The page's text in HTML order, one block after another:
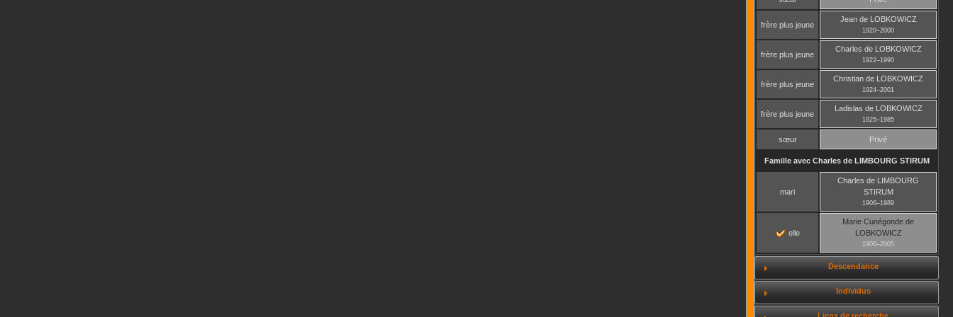
frère plus jeune
Jeande LOBKOWICZ
1920–2000
frère plus jeune
Charles de LOBKOWICZ
1922–1990
frère plus jeune
Christian de LOBKOWICZ
1924–2001
frère plus jeune
Ladislas de LOBKOWICZ
1925–1985
sœur Privé
Famille avec Charlesde LIMBOURG STIRUM
mari
Charles de LIMBOURG
STIRUM
1906–1989
elle
Marie Cunégonde de
LOBKOWICZ
1906–2005
Descendance
Individus
Liens de recherche